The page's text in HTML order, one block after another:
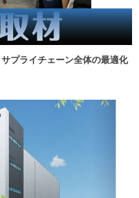
プライチェーン全体の最適化